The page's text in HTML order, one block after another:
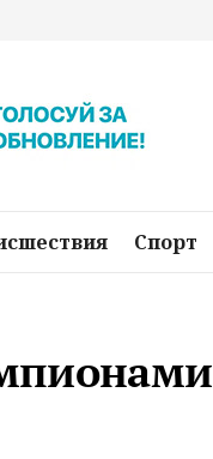
Спорт